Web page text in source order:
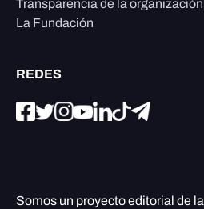
Transparencia de la organización
La Fundación
REDES
Somos un proyecto editorial de la